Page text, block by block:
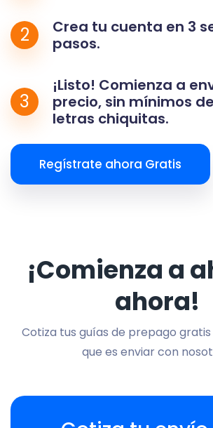
2
Crea tu cuenta en 3
pasos.
3
¡Listo! Comienza a
precio, sin mínimos
letras chiquitas.
Regístrate ahora Gratis
¡Comienza a
ahora!
Cotiza tus guías de prepago
que es enviar con